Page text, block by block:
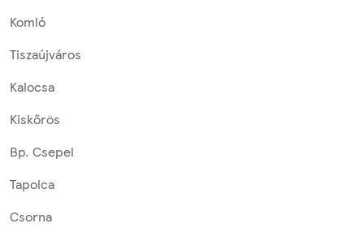
Komló
Tiszaújváros
Kalocsa
Kiskőrös
Bp. Csepel
Tapolca
Csorna